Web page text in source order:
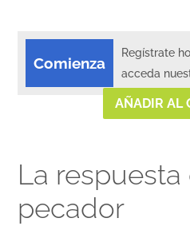
Comienza
Regístrate
acceda
AÑADIR AL
La
pecador